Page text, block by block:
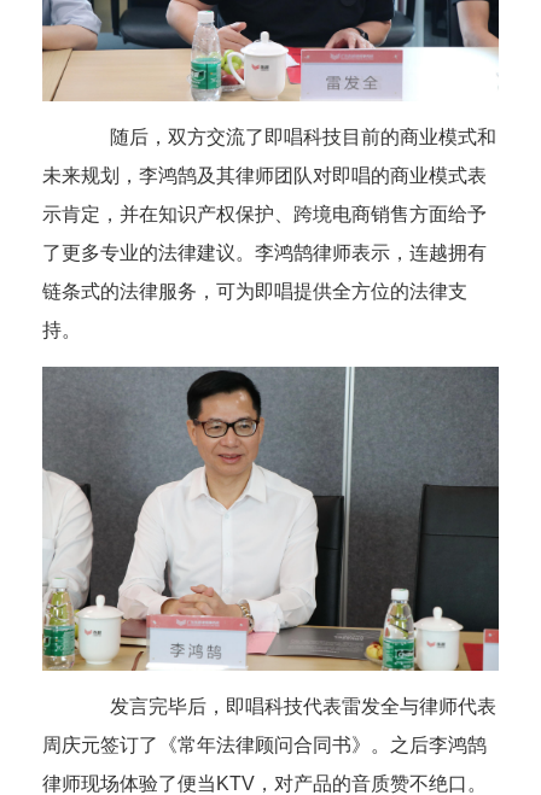
随后，双方交流了即唱科技目前的商业模式和
未来规划，李鸿鹄及其律师团队对即唱的商业模式表
示肯定，并在知识产权保护、跨境电商销售方面给予
了更多专业的法律建议。李鸿鹄律师表示，连越拥有
链条式的法律服务，可为即唱提供全方位的法律支
持。
发言完毕后，即唱科技代表雷发全与律师代表
周庆元签订了《常年法律顾问合同书》 。 之后李鸿鹄
律师现场体验了便当 KTV ，对产品的音质赞不绝口。